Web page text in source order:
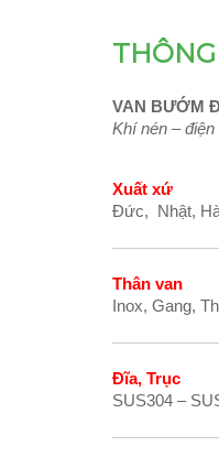
VAN BƯỚM
Khí nén – điện
Xuất xứ
Đức, Nhật,
Thân van
Inox, Gang,
Đĩa, Trục
SUS304 –